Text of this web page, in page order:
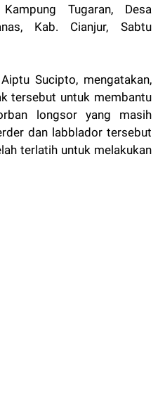
Tugaran, Desa
Kab. Cianjur, Sabtu
Sucipto, mengatakan,
tersebut untuk membantu
longsor yang masih
dan labblador tersebut
terlatih untuk melakukan